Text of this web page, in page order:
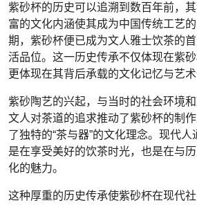
紫砂杯的历史可以追溯到数百年前，
富的文化内涵使其成为中国传统工艺
期，紫砂杯便已成为文人雅士饮茶的
活品位。这一历史传承不仅体现在紫砂
更体现在其背后承载的文化记忆与艺术
紫砂陶艺的兴起，与当时的社会环境和
文人对茶道的追求推动了紫砂杯的制
了独特的“茶与器”的文化理念。现代
是在享受美好的饮茶时光，也是在与
化的魅力。
这种厚重的历史传承使紫砂杯在现代